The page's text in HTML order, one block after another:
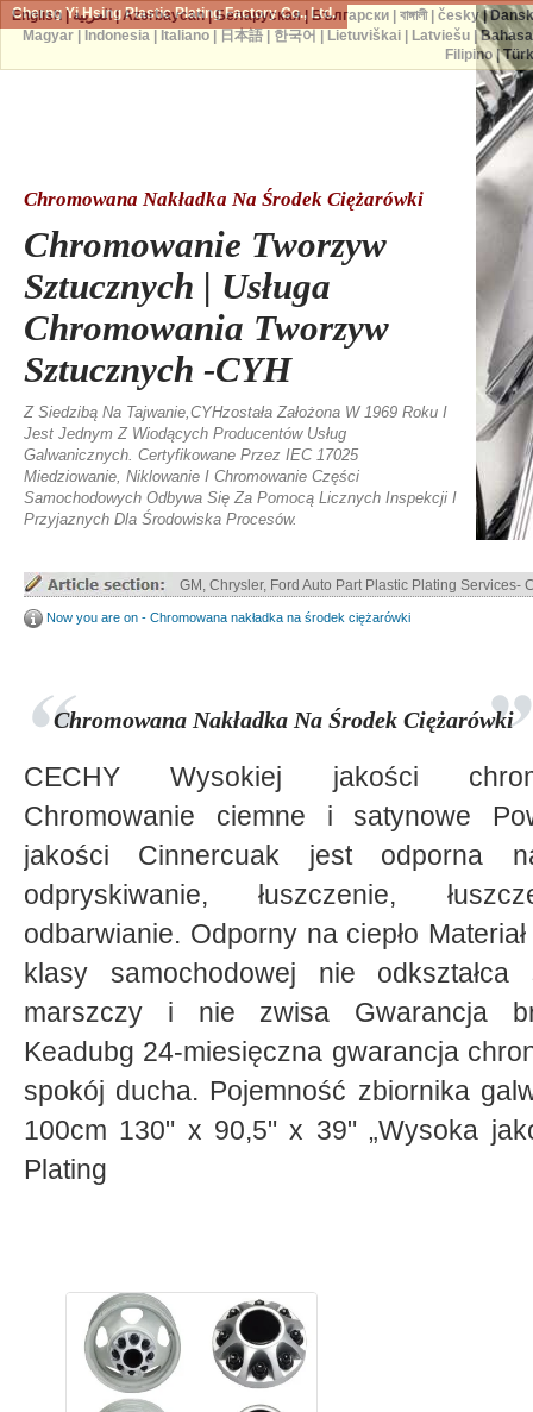
Cherng Yi Hsing Plastic Plating Factory Co., Ltd.
Chromowana Nakładka Na Środek Ciężarówki
Chromowanie Tworzyw
Sztucznych | Usługa
Chromowania Tworzyw
Sztucznych -CYH
Z Siedzibą Na Tajwanie,CYHzostała Założona W 1969 Roku I
Jest Jednym Z Wiodących Producentów Usług
Galwanicznych. Certyfikowane Przez IEC 17025
Miedziowanie, Niklowanie I Chromowanie Części
Samochodowych Odbywa Się Za Pomocą Licznych Inspekcji I
Przyjaznych Dla Środowiska Procesów.
Truck Parts ABS / ABS+PC Plastic Plating
Now you are on - Chromowana nakładka na środek ciężarówki
Chromowana Nakładka Na Środek Ciężarówki
CECHY Wysokiej jakości
Chromowanie ciemne i satynowe
jakości Cinnercuak jest odporna
odpryskiwanie, łuszczenie,
odbarwianie. Odporny na ciepło
klasy samochodowej nie
marszczy i nie zwisa Gwarancja
Keadubg 24-miesięczna gwarancja
spokój ducha. Pojemność zbiornika
100cm 130" x 90,5" x 39" „Wysoka
Plating
English |العربية|Azərbaycan|Беларуская|Български |বাঙ্গালী|česky|
Magyar| Indonesia| Italiano| 日本語| 한국어 Lietuviškai| Latviešu|
Filipino|